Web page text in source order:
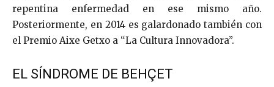
repentina enfermedad en ese mismo año.
Posteriormente, en 2014 es galardonado también con
el Premio Aixe Getxo a “La Cultura Innovadora”.
EL SÍNDROME DE BEHÇET